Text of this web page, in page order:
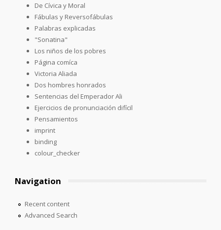
De Cívica y Moral
Fábulas y Reversofábulas
Palabras explicadas
"Sonatina"
Los niños de los pobres
Página comíca
Victoria Aliada
Dos hombres honrados
Sentencias del Emperador Ali
Ejercicios de pronunciación difícil
Pensamientos
imprint
binding
colour_checker
Navigation
Recent content
Advanced Search